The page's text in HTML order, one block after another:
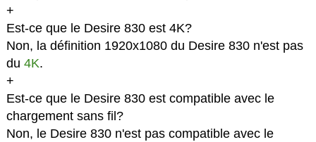
+
Est-ce que le Desire 830 est 4K?
Non, la définition 1920x1080 du Desire 830 n'est pas
du 4K.
+
Est-ce que le Desire 830 est compatible avec le
chargement sans fil?
Non, le Desire 830 n'est pas compatible avec le